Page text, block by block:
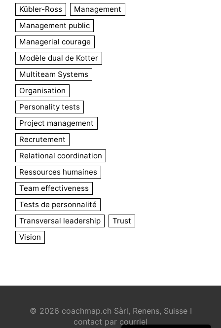
Kübler-Ross
Management
Management public
Managerial courage
Modèle dual de Kotter
Multiteam Systems
Organisation
Personality tests
Project management
Recrutement
Relational coordination
Ressources humaines
Team effectiveness
Tests de personnalité
Transversal leadership
Trust
Vision
© 2026 coachmap.ch Sàrl, Renens, Suisse I
contact par courriel